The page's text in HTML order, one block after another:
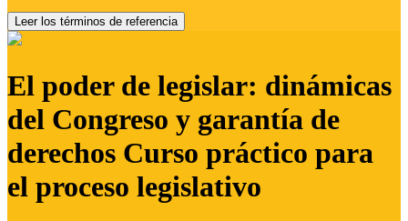
Leer los términos de referencia
El poder de legislar: dinámicas
del Congreso y garantía de
derechos Curso práctico para
el proceso legislativo